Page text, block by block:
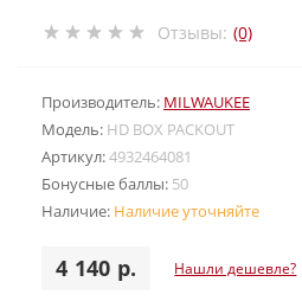
Отзывы: (0)
Производитель: MILWAUKEE
Модель: HD BOX PACKOUT
Артикул:4932464081
Бонусные баллы: 50
Наличие: Наличие уточняйте
4 140 р. Нашли дешевле?